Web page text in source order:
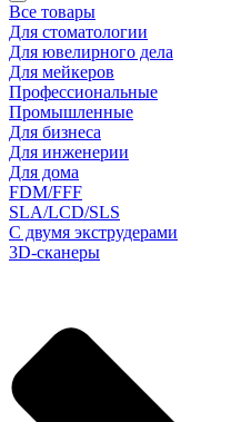
Все товары
Для стоматологии
Для ювелирного дела
Для мейкеров
Профессиональные
Промышленные
Для бизнеса
Для инженерии
Для дома
FDM/FFF
SLA/LCD/SLS
С двумя экструдерами
3D-сканеры